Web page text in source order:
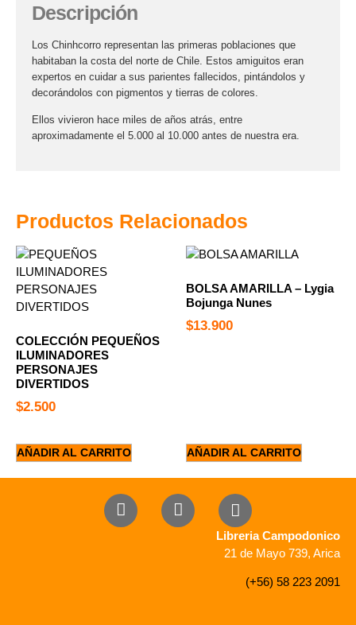
Productos Relacionados
COLECCIÓN PEQUEÑOS
ILUMINADORES
PERSONAJES
DIVERTIDOS
$2.500
AÑADIR AL CARRITO
BOLSA AMARILLA – Lygia
Bojunga Nunes
$13.900
AÑADIR AL CARRITO
Descripción
Los Chinhcorro representan las primeras poblaciones que
habitaban la costa del norte de Chile. Estos amiguitos eran
expertos en cuidar a sus parientes fallecidos, pintándolos y
decorándolos con pigmentos y tierras de colores.
Ellos vivieron hace miles de años atrás, entre
aproximadamente el 5.000 al 10.000 antes de nuestra era.
Libreria Campodonico
21 de Mayo 739, Arica
(+56) 58 223 2091